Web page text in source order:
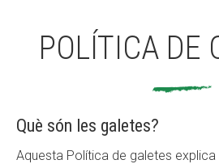
POLÍTICA DE
Què són les galetes?
Aquesta Política de galetes
ALBERG